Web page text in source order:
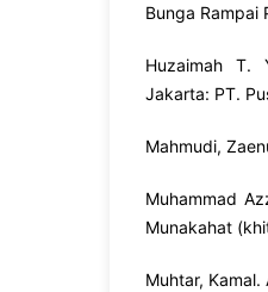
Bunga Rampai
Huzaimah T.
Jakarta: PT.
Mahmudi,
Muhammad
Munakahat
Muhtar,